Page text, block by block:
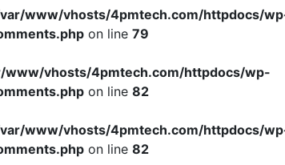
www/vhosts/4pmtech.com/httpdocs/
on line 79
www/vhosts/4pmtech.com/httpdocs/wp-
on line 82
www/vhosts/4pmtech.com/httpdocs/
on line 82